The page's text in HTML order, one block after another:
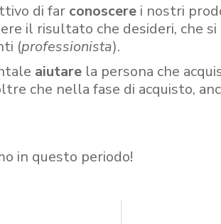
di far conoscerei nostri
il risultato che desideri, che
(professionista).
aiutare la persona che
che nella fase di acquisto,
in questo periodo!